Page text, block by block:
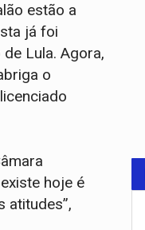
estão a
já foi
Lula. Agora,
o
hoje é
atitudes”,